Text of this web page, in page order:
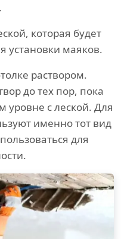
которая будет
установки маяков.
раствором.
до тех пор, пока
уровне с леской. Для
именно тот вид
для